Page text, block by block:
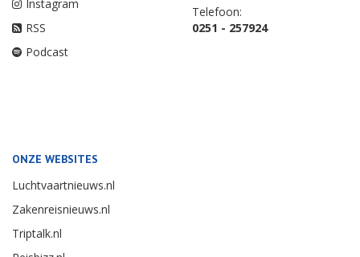
Instagram
RSS
Podcast
Telefoon:
0251 - 257924
ONZE WEBSITES
Luchtvaartnieuws.nl
Zakenreisnieuws.nl
Triptalk.nl